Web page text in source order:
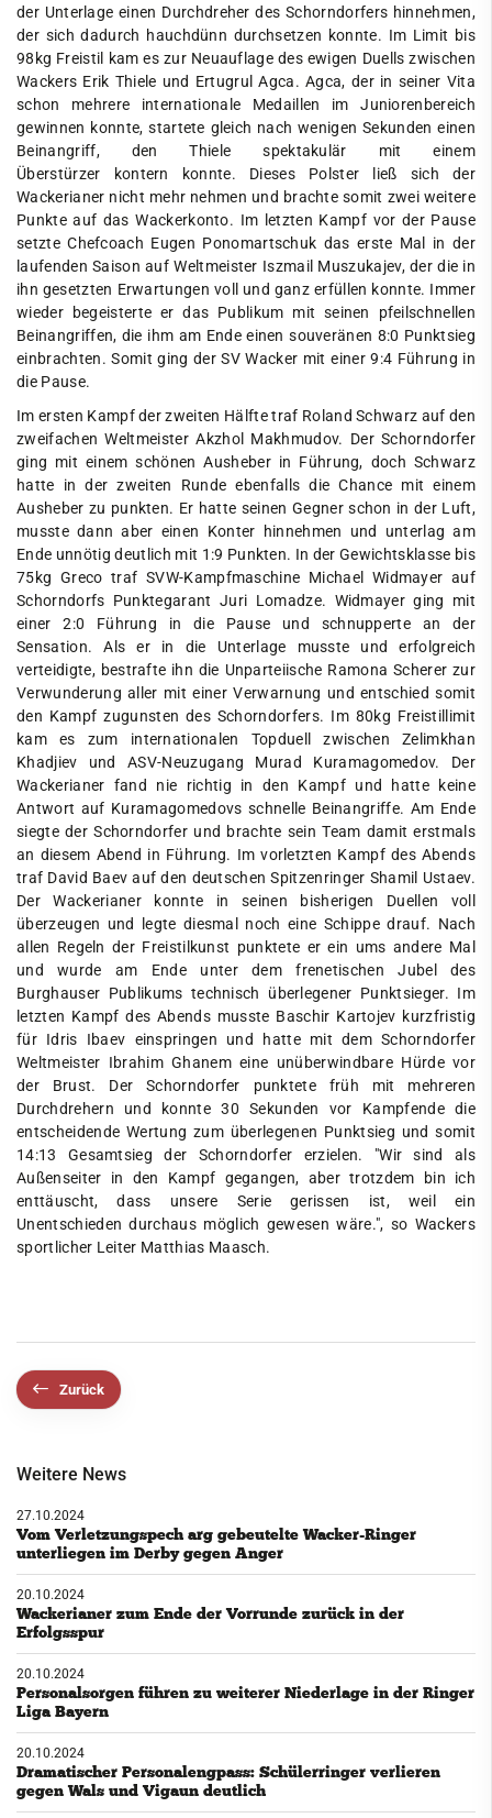
der Unterlage einen Durchdreher des Schorndorfers hinnehmen,
der sich dadurch hauchdünn durchsetzen konnte. Im Limit bis
98kg Freistil kam es zur Neuauflage des ewigen Duells zwischen
Wackers Erik Thiele und Ertugrul Agca. Agca, der in seiner Vita
schon mehrere internationale Medaillen im Juniorenbereich
gewinnen konnte, startete gleich nach wenigen Sekunden einen
Beinangriff, den Thiele spektakulär mit einem
Überstürzer kontern konnte. Dieses Polster ließ sich der
Wackerianer nicht mehr nehmen und brachte somit zwei weitere
Punkte auf das Wackerkonto. Im letzten Kampf vor der Pause
setzte Chefcoach Eugen Ponomartschuk das erste Mal in der
laufenden Saison auf Weltmeister Iszmail Muszukajev, der die in
ihn gesetzten Erwartungen voll und ganz erfüllen konnte. Immer
wieder begeisterte er das Publikum mit seinen pfeilschnellen
Beinangriffen, die ihm am Ende einen souveränen 8:0 Punktsieg
einbrachten. Somit ging der SV Wacker mit einer 9:4 Führung in
die Pause.
Im ersten Kampf der zweiten Hälfte traf Roland Schwarz auf den
zweifachen Weltmeister Akzhol Makhmudov. Der Schorndorfer
ging mit einem schönen Ausheber in Führung, doch Schwarz
hatte in der zweiten Runde ebenfalls die Chance mit einem
Ausheber zu punkten. Er hatte seinen Gegner schon in der Luft,
musste dann aber einen Konter hinnehmen und unterlag am
Ende unnötig deutlich mit 1:9 Punkten. In der Gewichtsklasse bis
75kg Greco traf SVW-Kampfmaschine Michael Widmayer auf
Schorndorfs Punktegarant Juri Lomadze. Widmayer ging mit
einer 2:0 Führung in die Pause und schnupperte an der
Sensation. Als er in die Unterlage musste und erfolgreich
verteidigte, bestrafte ihn die Unparteiische Ramona Scherer zur
Verwunderung aller mit einer Verwarnung und entschied somit
den Kampf zugunsten des Schorndorfers. Im 80kg Freistillimit
kam es zum internationalen Topduell zwischen Zelimkhan
Khadjiev und ASV-Neuzugang Murad Kuramagomedov. Der
Wackerianer fand nie richtig in den Kampf und hatte keine
Antwort auf Kuramagomedovs schnelle Beinangriffe. Am Ende
siegte der Schorndorfer und brachte sein Team damit erstmals
an diesem Abend in Führung. Im vorletzten Kampf des Abends
traf David Baev auf den deutschen Spitzenringer Shamil Ustaev.
Der Wackerianer konnte in seinen bisherigen Duellen voll
überzeugen und legte diesmal noch eine Schippe drauf. Nach
allen Regeln der Freistilkunst punktete er ein ums andere Mal
und wurde am Ende unter dem frenetischen Jubel des
Burghauser Publikums technisch überlegener Punktsieger. Im
letzten Kampf des Abends musste Baschir Kartojev kurzfristig
für Idris Ibaev einspringen und hatte mit dem Schorndorfer
Weltmeister Ibrahim Ghanem eine unüberwindbare Hürde vor
der Brust. Der Schorndorfer punktete früh mit mehreren
Durchdrehern und konnte 30 Sekunden vor Kampfende die
entscheidende Wertung zum überlegenen Punktsieg und somit
14:13 Gesamtsieg der Schorndorfer erzielen. "Wir sind als
Außenseiter in den Kampf gegangen, aber trotzdem bin ich
enttäuscht, dass unsere Serie gerissen ist, weil ein
Unentschieden durchaus möglich gewesen wäre.", so Wackers
sportlicher Leiter Matthias Maasch.
Zurück
Weitere News
27.10.2024
Vom Verletzungspech arg gebeutelte Wacker-Ringer
unterliegen im Derby gegen Anger
20.10.2024
Wackerianer zum Ende der Vorrunde zurück in der
Erfolgsspur
20.10.2024
Personalsorgen führen zu weiterer Niederlage in der Ringer
Liga Bayern
20.10.2024
Dramatischer Personalengpass: Schülerringer verlieren
gegen Wals und Vigaun deutlich